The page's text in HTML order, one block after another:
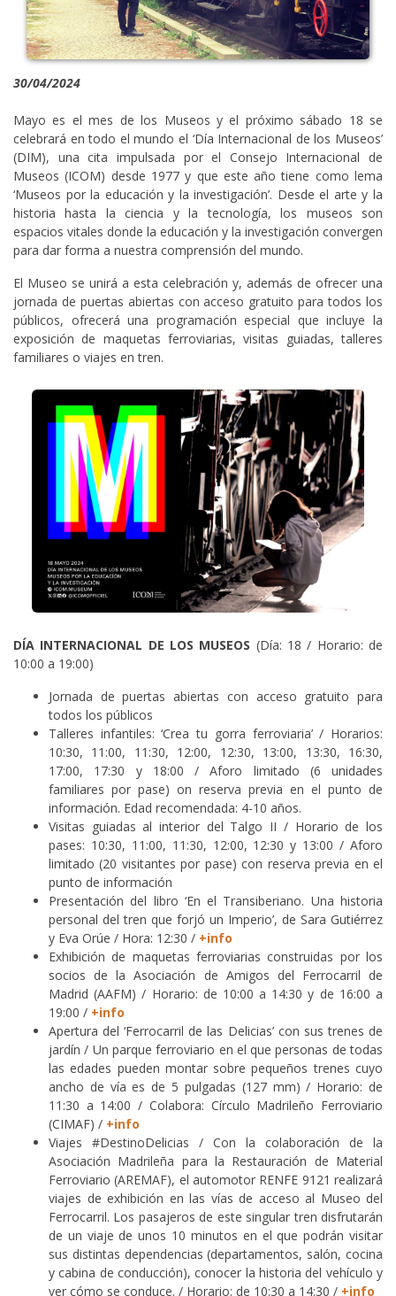
30/04/2024
Mayo es el mes de los Museos y el próximo sábado 18 se
celebrará en todo el mundo el ‘Día Internacional de los Museos’
(DIM), una cita impulsada por el Consejo Internacional de
Museos (ICOM) desde 1977 y que este año tiene como lema
‘Museos por la educación y la investigación’. Desde el arte y la
historia hasta la ciencia y la tecnología, los museos son
espacios vitales donde la educación y la investigación convergen
para dar forma a nuestra comprensión del mundo.
El Museo se unirá a esta celebración y, además de ofrecer una
jornada de puertas abiertas con acceso gratuito para todos los
públicos, ofrecerá una programación especial que incluye la
exposición de maquetas ferroviarias, visitas guiadas, talleres
familiares o viajes en tren.
DÍA INTERNACIONAL DE LOS MUSEOS (Día: 18 / Horario: de
10:00 a 19:00)
Jornada de puertas abiertas con acceso gratuito para
todos los públicos
Talleres infantiles: ‘Crea tu gorra ferroviaria’ / Horarios:
10:30, 11:00, 11:30, 12:00, 12:30, 13:00, 13:30, 16:30,
17:00, 17:30 y 18:00 / Aforo limitado (6 unidades
familiares por pase) on reserva previa en el punto de
información. Edad recomendada: 4-10 años.
Visitas guiadas al interior del Talgo II / Horario de los
pases: 10:30, 11:00, 11:30, 12:00, 12:30 y 13:00 / Aforo
limitado (20 visitantes por pase) con reserva previa en el
punto de información
Presentación del libro ‘En el Transiberiano. Una historia
personal del tren que forjó un Imperio’, de Sara Gutiérrez
y Eva Orúe / Hora: 12:30 / +info
Exhibición de maquetas ferroviarias construidas por los
socios de la Asociación de Amigos del Ferrocarril de
Madrid (AAFM) / Horario: de 10:00 a 14:30 y de 16:00 a
19:00 / +info
Apertura del ‘Ferrocarril de las Delicias’ con sus trenes de
jardín / Un parque ferroviario en el que personas de todas
las edades pueden montar sobre pequeños trenes cuyo
ancho de vía es de 5 pulgadas (127 mm) / Horario: de
11:30 a 14:00 / Colabora: Círculo Madrileño Ferroviario
(CIMAF) / +info
Viajes #DestinoDelicias / Con la colaboración de la
Asociación Madrileña para la Restauración de Material
Ferroviario (AREMAF), el automotor RENFE 9121 realizará
viajes de exhibición en las vías de acceso al Museo del
Ferrocarril. Los pasajeros de este singular tren disfrutarán
de un viaje de unos 10 minutos en el que podrán visitar
sus distintas dependencias (departamentos, salón, cocina
y cabina de conducción), conocer la historia del vehículo y
ver cómo se conduce. / Horario: de 10:30 a 14:30 / +info